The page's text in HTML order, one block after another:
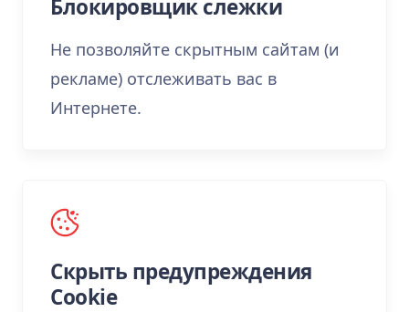
Блокировщик слежки
Не позволяйте скрытным сайтам (и
рекламе) отслеживать вас в
Интернете.
Скрыть предупреждения
Cookie